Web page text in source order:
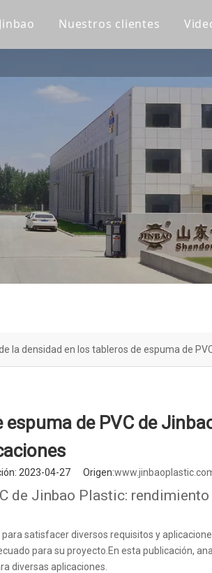
PVC
de PVC
de la empresa
de fábrica
de la compañía
Nuestros clientes
de la densidad en los tableros de espuma de
de PVC de
2023-04-27 Origen:
de Jinbao Plastic:
satisfacer diversos requisitos y
para su proyecto.En esta publicación,
diversas aplicaciones.